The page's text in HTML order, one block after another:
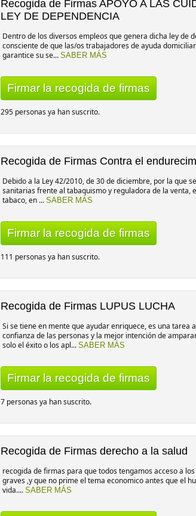
Recogida de Firmas APOYO A LAS
LEY DE DEPENDENCIA
Dentro de los diversos empleos que genera dicha ley de
consciente de que las/os trabajadores de ayuda
garantice su se... SABER MÁS
Firmar la recogida de firmas
295 personas ya han suscrito.
Recogida de Firmas Contra el
Debido a la Ley 42/2010, de 30 de diciembre, por la que
sanitarias frente al tabaquismo y reguladora de la venta,
tabaco, en ... SABER MÁS
Firmar la recogida de firmas
111 personas ya han suscrito.
Recogida de Firmas LUPUS LUCHA
Si se tiene en mente que ayudar enriquece, es una
confianza de las personas y la mejor intención de
solo el éxito o los apl... SABER MÁS
Firmar la recogida de firmas
7 personas ya han suscrito.
Recogida de Firmas derecho a la salud
recogida de firmas para que todos tengamos acceso a
graves ,y que no prime el tema economico antes que el
vida.... SABER MÁS